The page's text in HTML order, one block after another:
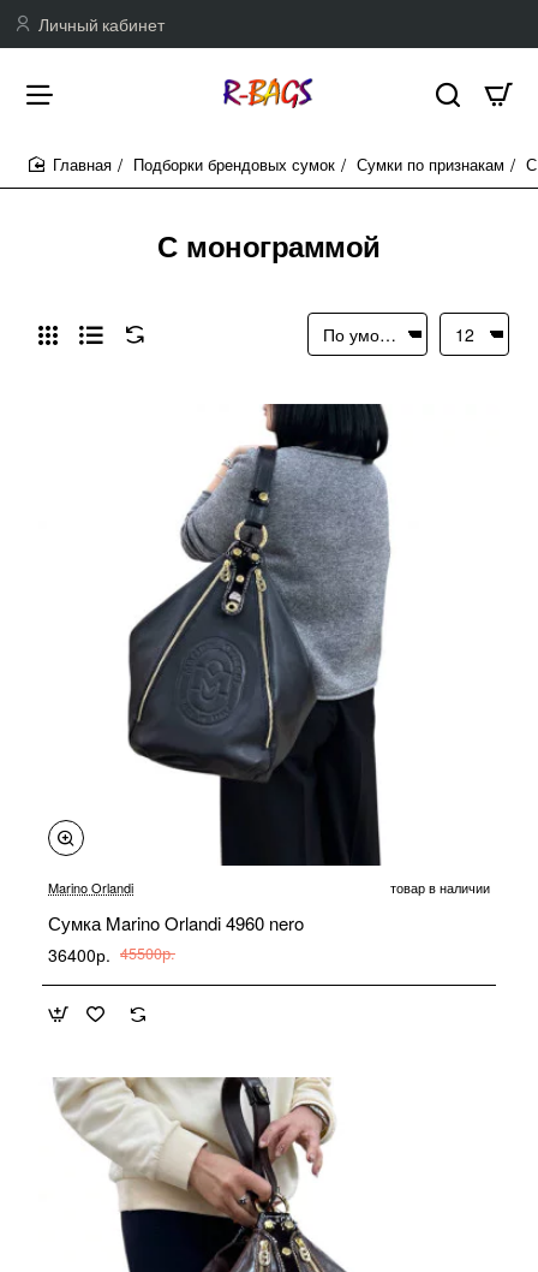
Личный кабинет
С монограммой
Подборки брендовых сумок Сумки по признакам
-20%
Marino Orlandi товар в наличии
Сумка Marino Orlandi 4960 nero
36400р. 45500р.